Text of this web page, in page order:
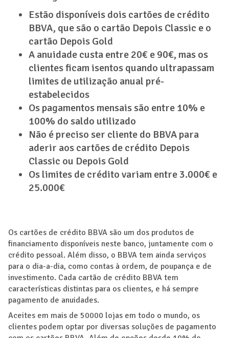
Estão disponíveis dois cartões de crédito
BBVA, que são o cartão Depois Classic e o
cartão Depois Gold
A anuidade custa entre 20€ e 90€, mas os
clientes ficam isentos quando ultrapassam
limites de utilização anual pré-
estabelecidos
Os pagamentos mensais são entre 10% e
100% do saldo utilizado
Não é preciso ser cliente do BBVA para
aderir aos cartões de crédito Depois
Classic ou Depois Gold
Os limites de crédito variam entre 3.000€ e
25.000€
Os cartões de crédito BBVA são um dos produtos de
financiamento disponíveis neste banco, juntamente com o
crédito pessoal. Além disso, o BBVA tem ainda serviços
para o dia-a-dia, como contas à ordem, de poupança e de
investimento. Cada cartão de crédito BBVA tem
características distintas para os clientes, e há sempre
pagamento de anuidades.
Aceites em mais de 50000 lojas em todo o mundo, os
clientes podem optar por diversas soluções de pagamento